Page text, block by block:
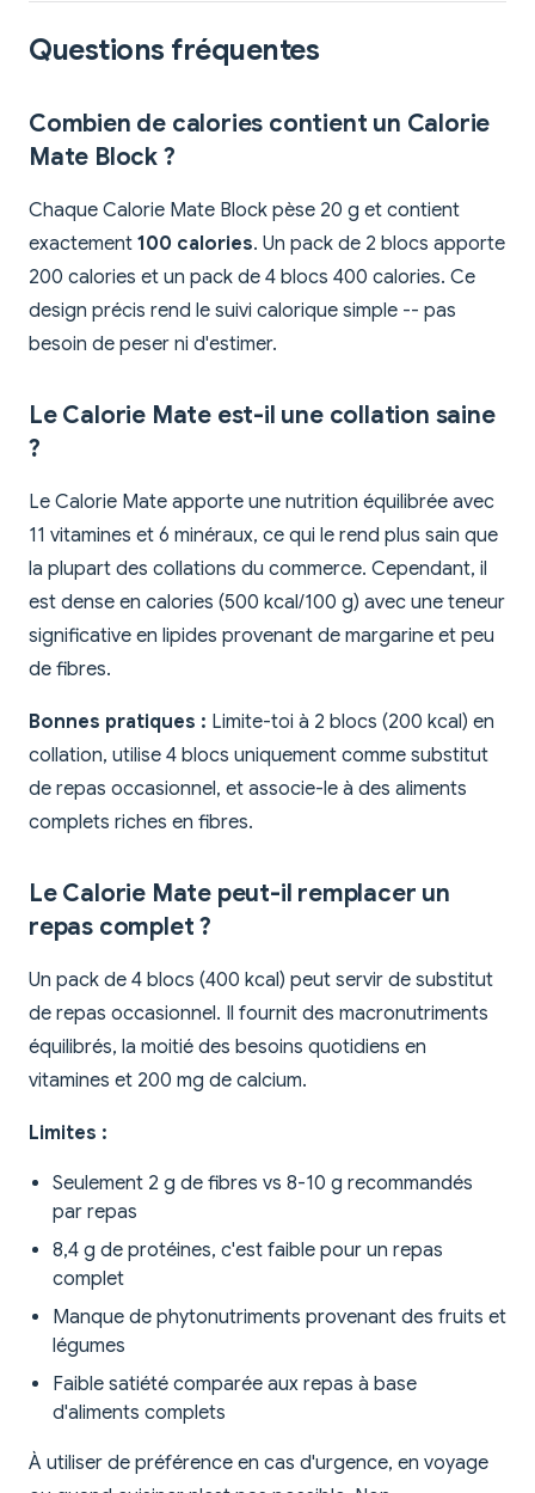
Questions fréquentes
Combien de calories contient un Calorie
Mate Block ?
Chaque Calorie Mate Block pèse 20 g et contient
exactement 100 calories. Un pack de 2 blocs apporte
200 calories et un pack de 4 blocs 400 calories. Ce
design précis rend le suivi calorique simple -- pas
besoin de peser ni d'estimer.
Le Calorie Mate est-il une collation saine
?
Le Calorie Mate apporte une nutrition équilibrée avec
11 vitamines et 6 minéraux, ce qui le rend plus sain que
la plupart des collations du commerce. Cependant, il
est dense en calories (500 kcal/100 g) avec une teneur
significative en lipides provenant de margarine et peu
de fibres.
Bonnes pratiques : Limite-toi à 2 blocs (200 kcal) en
collation, utilise 4 blocs uniquement comme substitut
de repas occasionnel, et associe-le à des aliments
complets riches en fibres.
Le Calorie Mate peut-il remplacer un
repas complet ?
Un pack de 4 blocs (400 kcal) peut servir de substitut
de repas occasionnel. Il fournit des macronutriments
équilibrés, la moitié des besoins quotidiens en
vitamines et 200 mg de calcium.
Limites :
Seulement 2 g de fibres vs 8-10 g recommandés
par repas
8,4 g de protéines, c'est faible pour un repas
complet
Manque de phytonutriments provenant des fruits et
légumes
Faible satiété comparée aux repas à base
d'aliments complets
À utiliser de préférence en cas d'urgence, en voyage